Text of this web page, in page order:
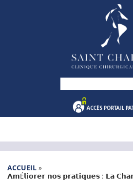
ACCUEIL »
𝗔𝗺É𝗹𝗶𝗼𝗿𝗲𝗿 𝗻𝗼𝘀 𝗽𝗿𝗮𝘁𝗶𝗾𝘂𝗲𝘀 : 𝗟𝗮